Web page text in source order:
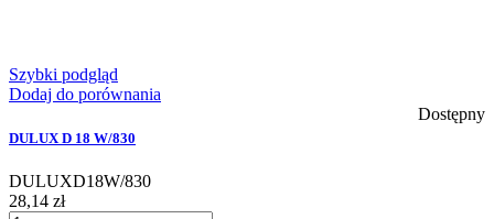
Szybki podgląd
Dodaj do porównania
Dostępny
DULUX D 18 W/830
DULUXD18W/830
28,14 zł